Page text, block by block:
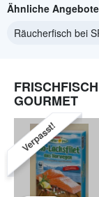
Ähnliche
Räucherfisch bei
GOURMET
Verpasst!